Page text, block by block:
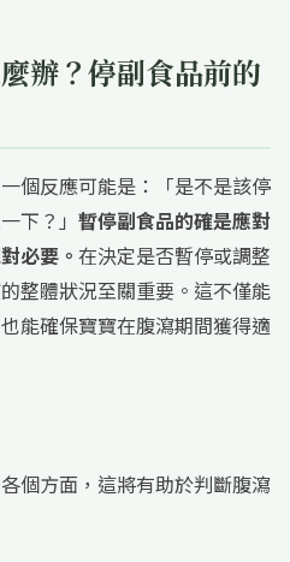
辦？停副食品前的
個反應可能是：「是不是該停
下？」 暫停副食品的確是應對
必要。 在決定是否暫停或調整
整體狀況至關重要。這不僅能
能確保寶寶在腹瀉期間獲得適
個方面，這將有助於判斷腹瀉